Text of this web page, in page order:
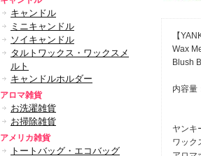
キャンドル
ミニキャンドル
ソイキャンドル
タルトワックス・ワックスメ
ルト
キャンドルホルダー
アロマ雑貨
お洗濯雑貨
お掃除雑貨
アメリカ雑貨
トートバッグ・エコバッグ
【
Wax
Blush
内容量
ヤンキ
ワック